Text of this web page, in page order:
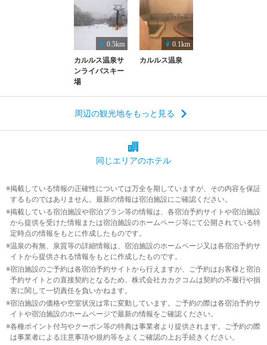
0.5km
カルルス温泉サ
ンライバスキー
場
0.1km
カルルス温泉
周辺の観光地をもっと見る
同じエリアのホテル
掲載している情報の正確性については万全を期していますが、その内容を保証
するものではありません。最新の情報は宿泊施設にご確認ください。
掲載している宿泊施設や宿泊プラン等の情報は、各宿泊予約サイトや宿泊施設
から提供を受けた情報または宿泊施設のホームページ等にて公開されている特
定時点の情報をもとに作成したものです。
温泉の有無、泉質等の詳細情報は、宿泊施設のホームページ又は各宿泊予約サ
イトから提供される情報をもとに作成したものです。
宿泊施設のご予約は各宿泊予約サイトから行えますが、ご予約はお客様と宿泊
予約サイトとの直接契約となるため、株式会社カカクコムは契約の不履行や損
害に関して一切責任を負いかねます。
宿泊施設の価格や空室状況は常に変動しています。ご予約の際は各宿泊予約サ
イトや宿泊施設のホームページで最新の情報をご確認ください。
各種ポイント付与やクーポン等の特典は事業者より提供されます。ご予約の際
は事業者による注意事項や規約等をよくご確認の上お手続きください。